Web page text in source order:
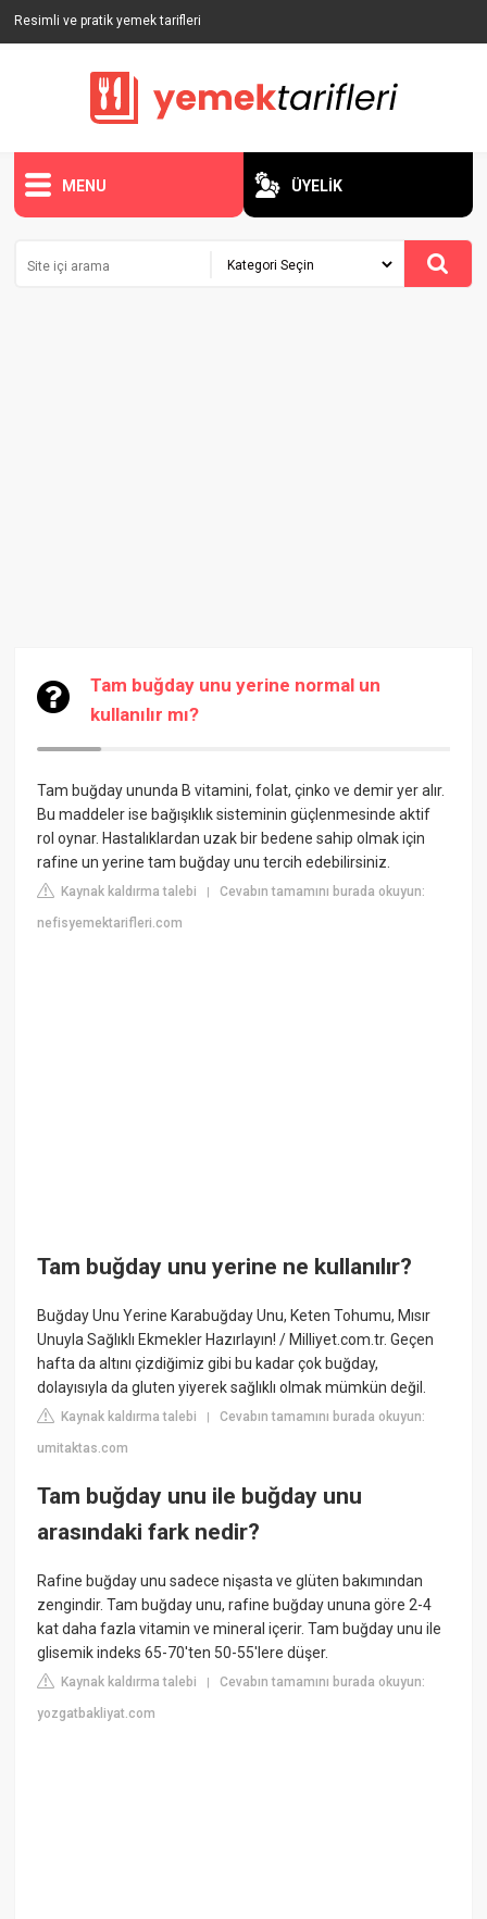
Resimli ve pratik yemek tarifleri
MENU ÜYELİK
Tam buğday unu yerine normal un
kullanılır mı?
Tam buğday ununda B vitamini, folat, çinko ve demir yer alır.
Bu maddeler ise bağışıklık sisteminin güçlenmesinde aktif
rol oynar. Hastalıklardan uzak bir bedene sahip olmak için
rafine un yerine tam buğday unu tercih edebilirsiniz.
Kaynak kaldırma talebi |Cevabın tamamını burada okuyun:
nefisyemektarifleri.com
Tam buğday unu yerine ne kullanılır?
Buğday Unu Yerine Karabuğday Unu, Keten Tohumu, Mısır
Unuyla Sağlıklı Ekmekler Hazırlayın! / Milliyet.com.tr. Geçen
hafta da altını çizdiğimiz gibi bu kadar çok buğday,
dolayısıyla da gluten yiyerek sağlıklı olmak mümkün değil.
Kaynak kaldırma talebi |Cevabın tamamını burada okuyun:
umitaktas.com
Tam buğday unu ile buğday unu
arasındaki fark nedir?
Rafine buğday unu sadece nişasta ve glüten bakımından
zengindir. Tam buğday unu, rafine buğday ununa göre 2-4
kat daha fazla vitamin ve mineral içerir. Tam buğday unu ile
glisemik indeks 65-70'ten 50-55'lere düşer.
Kaynak kaldırma talebi |Cevabın tamamını burada okuyun:
yozgatbakliyat.com